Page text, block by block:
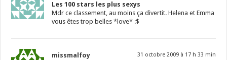
Les 100 stars les plus sexys
Mdr ce classement, au moins ça divertit. Helena et Emma
vous êtes trop belles *love* :$
missmalfoy 31 octobre 2009 à 17 h 33 min